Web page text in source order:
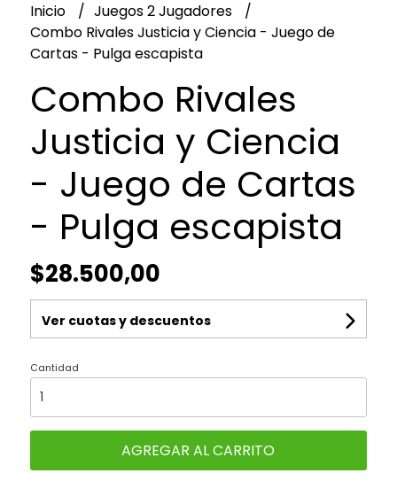
Inicio
Juegos 2 Jugadores
Combo Rivales Justicia y Ciencia - Juego de
Cartas - Pulga escapista
Combo Rivales
Justicia y Ciencia
- Juego de Cartas
- Pulga escapista
$28.500,00
Ver cuotas y descuentos
Cantidad
AGREGAR AL CARRITO